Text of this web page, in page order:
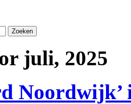
juli, 2025
Noordwijk’